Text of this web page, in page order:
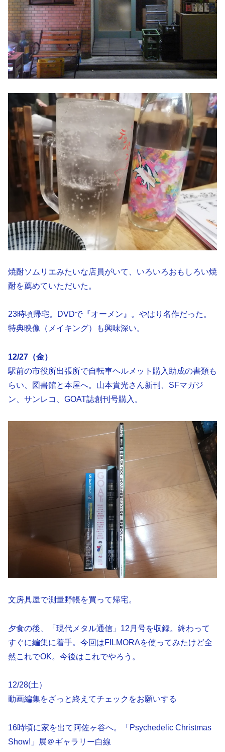
焼酎ソムリエみたいな店員がいて、いろいろおもしろい焼
酎を薦めていただいた。
23時頃帰宅。DVDで『オーメン』。やはり名作だった。
特典映像（メイキング）も興味深い。
12/27（金）
駅前の市役所出張所で自転車ヘルメット購入助成の書類も
らい、図書館と本屋へ。山本貴光さん新刊、SFマガジ
ン、サンレコ、GOAT誌創刊号購入。
文房具屋で測量野帳を買って帰宅。
夕食の後、「現代メタル通信」12月号を収録。終わって
すぐに編集に着手。今回はFILMORAを使ってみたけど全
然これでOK。今後はこれでやろう。
12/28(土）
動画編集をざっと終えてチェックをお願いする
16時頃に家を出て阿佐ヶ谷へ。「Psychedelic Christmas
Show!」展＠ギャラリー白線